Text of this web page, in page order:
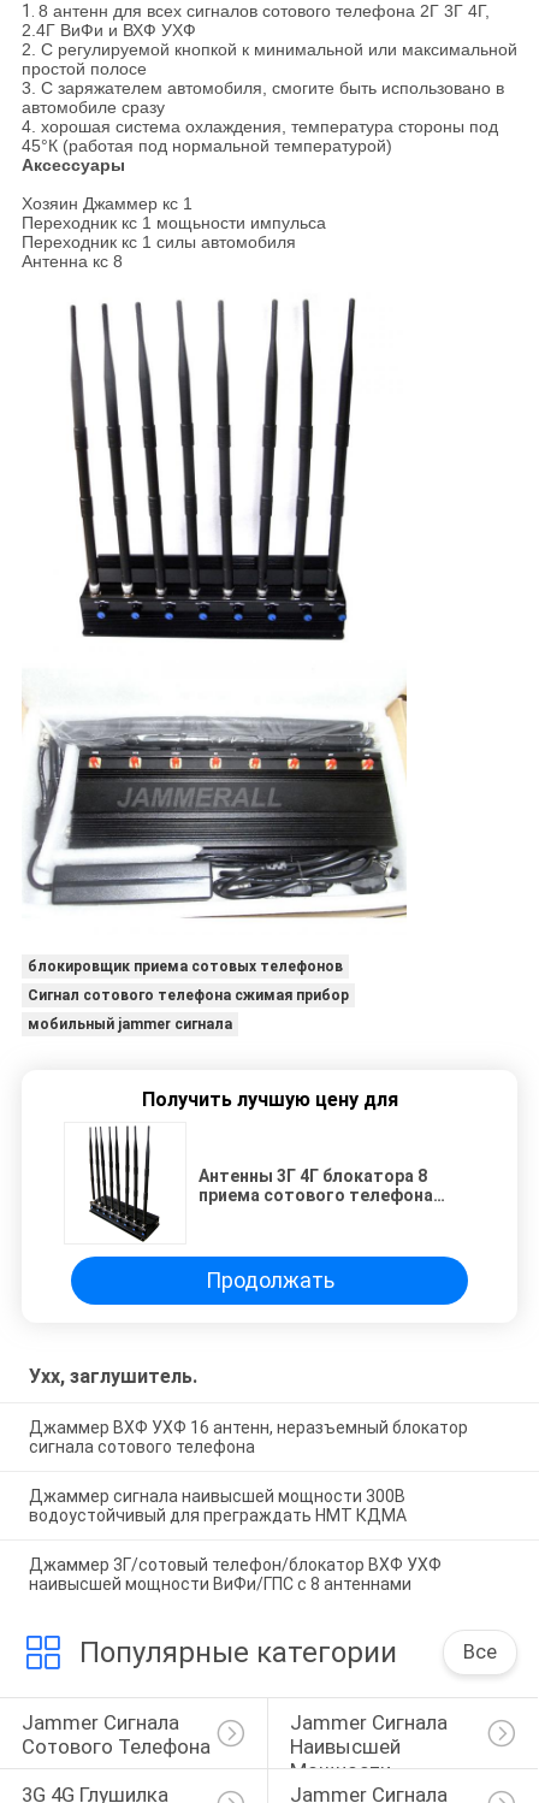
1. 8 антенн для всех сигналов сотового телефона 2Г 3Г 4Г,
2.4Г ВиФи и ВХФ УХФ
2. С регулируемой кнопкой к минимальной или максимальной
простой полосе
3. С заряжателем автомобиля, смогите быть использовано в
автомобиле сразу
4. хорошая система охлаждения, температура стороны под
45°К (работая под нормальной температурой)
Аксессуары
Хозяин Джаммер кс 1
Переходник кс 1 мощьности импульса
Переходник кс 1 силы автомобиля
Антенна кс 8
блокировщик приема сотовых телефонов
Сигнал сотового телефона сжимая прибор
мобильный jammer сигнала
Получить лучшую цену для
Антенны 3Г 4Г блокатора 8
приема сотового телефона
Продолжать
Ухх, заглушитель.
Джаммер ВХФ УХФ 16 антенн, неразъемный блокатор
сигнала сотового телефона
Джаммер сигнала наивысшей мощности 300В
водоустойчивый для преграждать НМТ КДМА
Джаммер 3Г/сотовый телефон/блокатор ВХФ УХФ
наивысшей мощности ВиФи/ГПС с 8 антеннами
Популярные категории Все
Jammer Сигнала
Сотового Телефона
Jammer Сигнала
Наивысшей
Мощности
3G 4G Глушилка
Jammer Сигнала